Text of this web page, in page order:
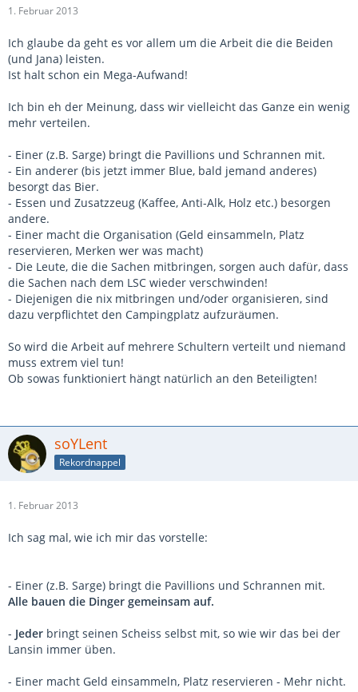
1. Februar 2013
Ich glaube da geht es vor allem um die Arbeit die die Beiden
(und Jana) leisten.
Ist halt schon ein Mega-Aufwand!
Ich bin eh der Meinung, dass wir vielleicht das Ganze ein wenig
mehr verteilen.
- Einer (z.B. Sarge) bringt die Pavillions und Schrannen mit.
- Ein anderer (bis jetzt immer Blue, bald jemand anderes)
besorgt das Bier.
- Essen und Zusatzzeug (Kaffee, Anti-Alk, Holz etc.) besorgen
andere.
- Einer macht die Organisation (Geld einsammeln, Platz
reservieren, Merken wer was macht)
- Die Leute, die die Sachen mitbringen, sorgen auch dafür, dass
die Sachen nach dem LSC wieder verschwinden!
- Diejenigen die nix mitbringen und/oder organisieren, sind
dazu verpflichtet den Campingplatz aufzuräumen.
So wird die Arbeit auf mehrere Schultern verteilt und niemand
muss extrem viel tun!
Ob sowas funktioniert hängt natürlich an den Beteiligten!
soYLent
Rekordnappel
1. Februar 2013
Ich sag mal, wie ich mir das vorstelle:
- Einer (z.B. Sarge) bringt die Pavillions und Schrannen mit.
Alle bauen die Dinger gemeinsam auf.
- Jeder bringt seinen Scheiss selbst mit, so wie wir das bei der
Lansin immer üben.
- Einer macht Geld einsammeln, Platz reservieren - Mehr nicht.